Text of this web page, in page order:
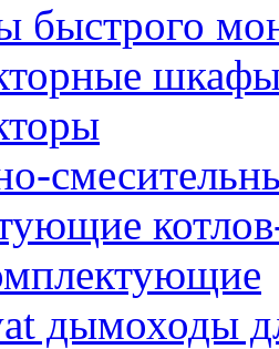
быстрого
дымоходы